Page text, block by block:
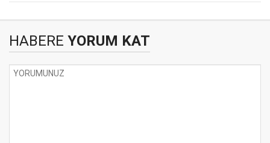
HABERE YORUM KAT